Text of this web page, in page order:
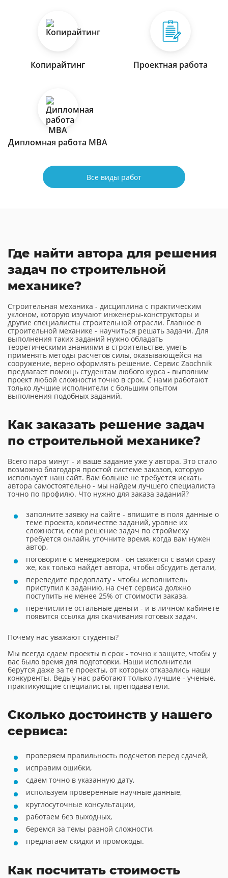
Копирайтинг Проектная работа
Дипломная работа МВА
Все виды работ
Где найти автора для решения
задач по строительной
механике?
Строительная механика - дисциплина с практическим
уклоном, которую изучают инженеры-конструкторы и
другие специалисты строительной отрасли. Главное в
строительной механике - научиться решать задачи. Для
выполнения таких заданий нужно обладать
теоретическими знаниями в строительстве, уметь
применять методы расчетов силы, оказывающейся на
сооружение, верно оформлять решение. Сервис Zaochnik
предлагает помощь студентам любого курса - выполним
проект любой сложности точно в срок. С нами работают
только лучшие исполнители с большим опытом
выполнения подобных заданий.
Как заказать решение задач
по строительной механике?
Всего пара минут - и ваше задание уже у автора. Это стало
возможно благодаря простой системе заказов, которую
использует наш сайт. Вам больше не требуется искать
автора самостоятельно - мы найдем лучшего специалиста
точно по профилю. Что нужно для заказа заданий?
заполните заявку на сайте - впишите в поля данные о
теме проекта, количестве заданий, уровне их
сложности, если решение задач по строймеху
требуется онлайн, уточните время, когда вам нужен
автор,
поговорите с менеджером - он свяжется с вами сразу
же, как только найдет автора, чтобы обсудить детали,
переведите предоплату - чтобы исполнитель
приступил к заданию, на счет сервиса должно
поступить не менее 25% от стоимости заказа,
перечислите остальные деньги - и в личном кабинете
появится ссылка для скачивания готовых задач.
Почему нас уважают студенты?
Мы всегда сдаем проекты в срок - точно к защите, чтобы у
вас было время для подготовки. Наши исполнители
берутся даже за те проекты, от которых отказались наши
конкуренты. Ведь у нас работают только лучшие - ученые,
практикующие специалисты, преподаватели.
Сколько достоинств у нашего
сервиса:
проверяем правильность подсчетов перед сдачей,
исправим ошибки,
сдаем точно в указанную дату,
используем проверенные научные данные,
круглосуточные консультации,
работаем без выходных,
беремся за темы разной сложности,
предлагаем скидки и промокоды.
Как посчитать стоимость